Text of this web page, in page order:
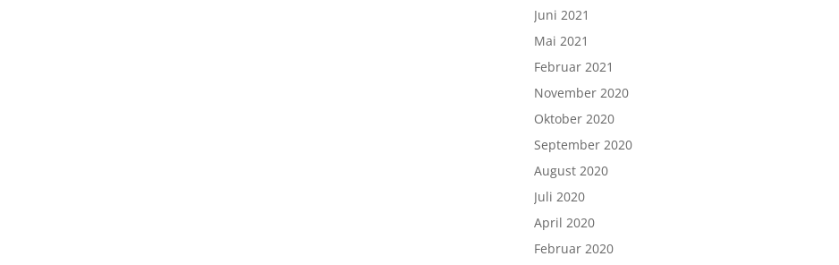
Juni 2021
Mai 2021
Februar 2021
November 2020
Oktober 2020
September 2020
August 2020
Juli 2020
April 2020
Februar 2020